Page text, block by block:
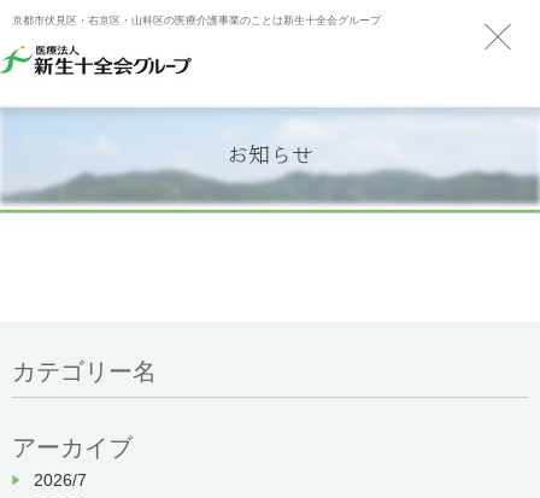
京都市伏見区・右京区・山科区の医療介護事業のことは新生十全会グループ
お知らせ
カテゴリー名
アーカイブ
2026/7